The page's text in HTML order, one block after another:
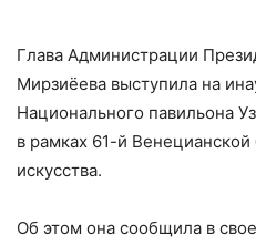
Глава Администрации
Мирзиёева выступила на
Национального павильона
в рамках 61-й
искусства.
Об этом она сообщила в